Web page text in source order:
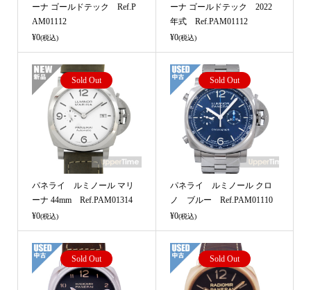
ーナ ゴールドテック Ref.P
AM01112
¥0(税込)
ーナ ゴールドテック 2022
年式 Ref.PAM01112
¥0(税込)
Sold Out
パネライ ルミノール マリ
ーナ 44mm Ref.PAM01314
¥0(税込)
Sold Out
パネライ ルミノール クロ
ノ ブルー Ref.PAM01110
¥0(税込)
Sold Out Sold Out